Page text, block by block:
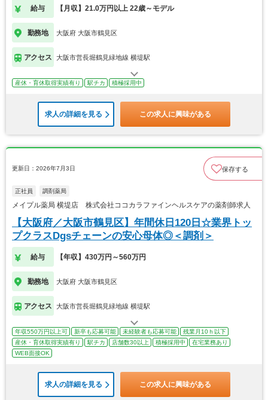
給与 【月収】21.0万円以上 22歳～モデル
勤務地 大阪府 大阪市鶴見区
アクセス 大阪市営長堀鶴見緑地線 横堤駅
産休・育休取得実績有り 駅チカ 積極採用中
求人の詳細を見る この求人に興味がある
更新日：2026年7月3日 保存する
正社員 調剤薬局
メイプル薬局 横堤店 株式会社ココカラファインヘルスケアの薬剤師求人
【大阪府／大阪市鶴見区】年間休日120日☆業界トッ
プクラスDgsチェーンの安心母体◎＜調剤＞
給与 【年収】430万円～560万円
勤務地 大阪府 大阪市鶴見区
アクセス 大阪市営長堀鶴見緑地線 横堤駅
年収550万円以上可 新卒も応募可能 未経験者も応募可能
残業月10ｈ以下
産休・育休取得実績有り
駅チカ 店舗数30以上 積極採用中
在宅業務あり
WEB面接OK
求人の詳細を見る この求人に興味がある